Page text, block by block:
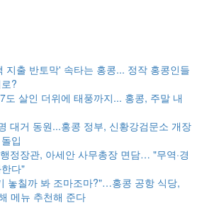
지출 반토막' 속타는 홍콩... 정작 홍콩인들
?
도 살인 더위에 태풍까지... 홍콩, 주말 내
대거 동원...홍콩 정부, 신황강검문소 개장
입
정장관, 아세안 사무총장 면담… "무역·경
다"
놓칠까 봐 조마조마?"…홍콩 공항 식당,
메뉴 추천해 준다